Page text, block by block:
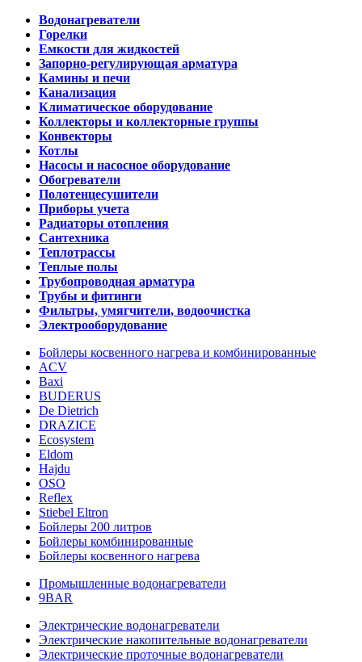
Водонагреватели
Горелки
Емкости для жидкостей
Запорно-регулирующая арматура
Камины и печи
Канализация
Климатическое оборудование
Коллекторы и коллекторные группы
Конвекторы
Котлы
Насосы и насосное оборудование
Обогреватели
Полотенцесушители
Приборы учета
Радиаторы отопления
Сантехника
Теплотрассы
Теплые полы
Трубопроводная арматура
Трубы и фитинги
Фильтры, умягчители, водоочистка
Электрооборудование
Бойлеры косвенного нагрева и комбинированные
ACV
Baxi
BUDERUS
De Dietrich
DRAZICE
Ecosystem
Eldom
Hajdu
OSO
Reflex
Stiebel Eltron
Бойлеры 200 литров
Бойлеры комбинированные
Бойлеры косвенного нагрева
Промышленные водонагреватели
9BAR
Электрические водонагреватели
Электрические накопительные водонагреватели
Электрические проточные водонагреватели